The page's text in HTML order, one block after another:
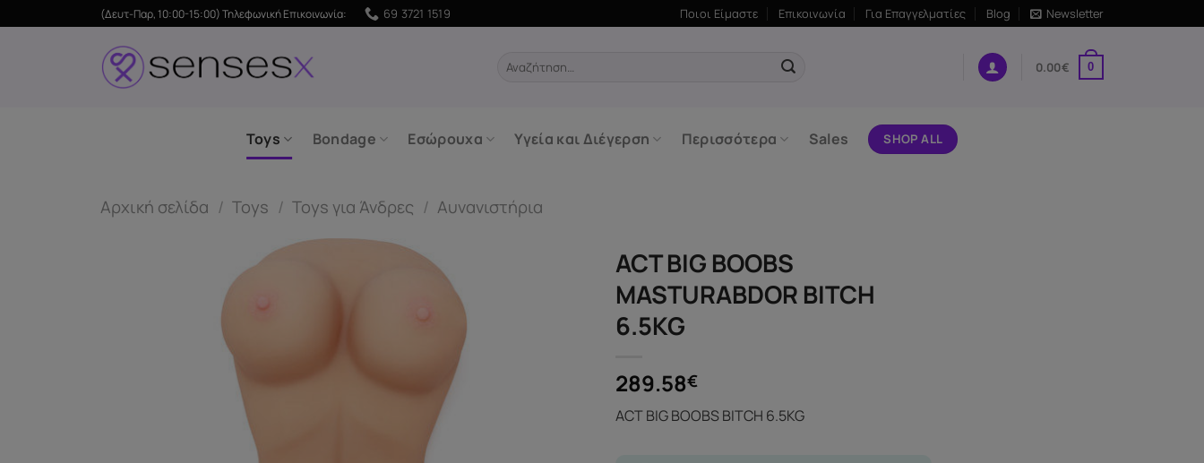
στο
(Δευτ-Παρ, 10:00-15:00) Τηλεφωνική Επικοινωνία: 69 3721 1519 Ποιοι Είμαστε Επικοινωνία Για Επαγγελματίες Blog Newsletter
Αναζήτηση
0.00€ 0
Toys Bondage Εσώρουχα Υγεία και Διέγερση Περισσότερα Sales SHOP ALL
Αρχική σελίδα / Toys / Toys για Άνδρες / Αυνανιστήρια
ACT BIG BOOBS
MASTURABDOR BITCH
6.5KG
289.58€
ACT BIG BOOBS BITCH 6.5KG